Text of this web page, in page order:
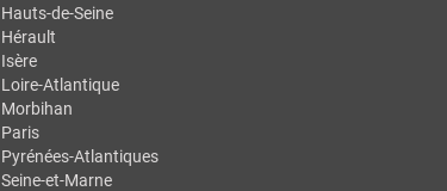
Hauts-de-Seine
Hérault
Isère
Loire-Atlantique
Morbihan
Paris
Pyrénées-Atlantiques
Seine-et-Marne